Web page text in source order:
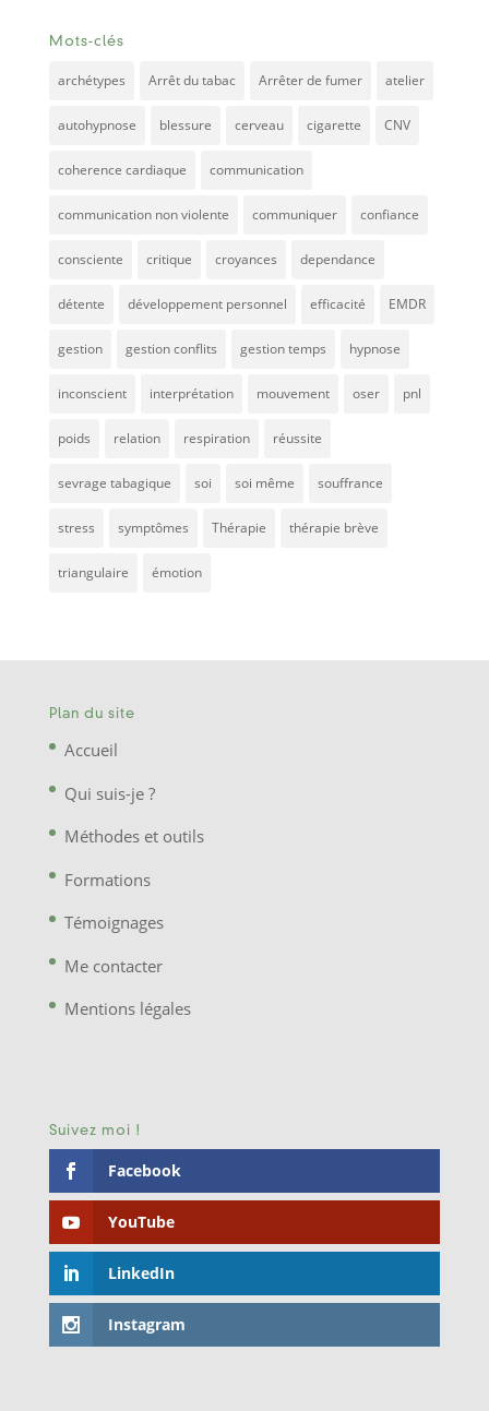
Mots-clés
archétypes Arrêt du tabac Arrêter de fumer atelier
autohypnose blessure cerveau cigarette CNV
coherence cardiaque communication
communication non violente communiquer confiance
consciente critique croyances dependance
détente développement personnel efficacité EMDR
gestion gestion conflits gestion temps hypnose
inconscient interprétation mouvement oser pnl
poids relation respiration réussite
sevrage tabagique soi soi même souffrance
stress symptômes Thérapie thérapie brève
triangulaire émotion
Plan du site
Accueil
Qui suis-je ?
Méthodes et outils
Formations
Témoignages
Me contacter
Mentions légales
Suivez moi !
Facebook
YouTube
LinkedIn
Instagram